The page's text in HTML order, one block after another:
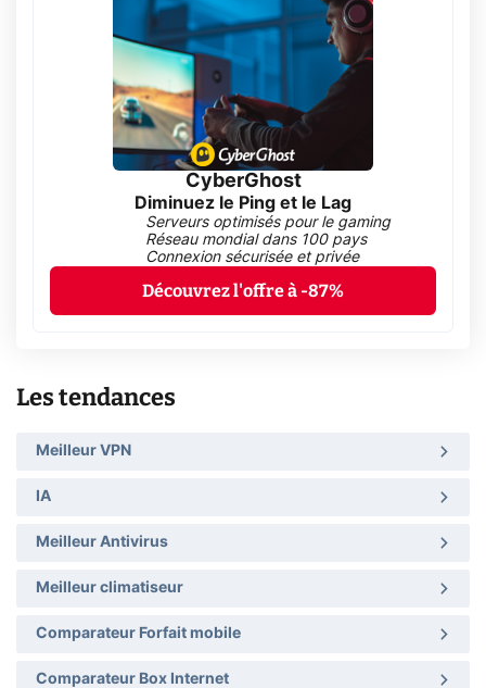
CyberGhost
Diminuez le Ping et le Lag
Serveurs optimisés pour le gaming
Réseau mondial dans 100 pays
Connexion sécurisée et privée
Découvrez l'offre à -87%
Les tendances
Meilleur VPN
IA
Meilleur Antivirus
Meilleur climatiseur
Comparateur Forfait mobile
Comparateur Box Internet